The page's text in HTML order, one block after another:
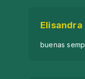
Elisandra
buenas